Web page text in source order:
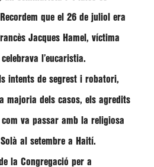
que el 26 de juliol era
Jacques Hamel , víctima
l’eucaristia.
intents de segrest i robatori,
majoria dels casos, els agredits
va passar amb la religiosa
al setembre a Haití.
la Congregació per a